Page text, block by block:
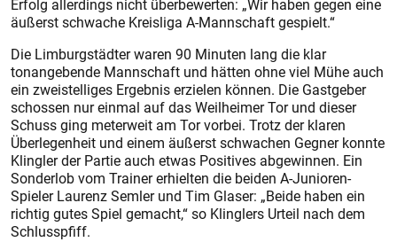
Erfolg allerdings nicht überbewerten: „Wir haben gegen eine
äußerst schwache Kreisliga A-Mannschaft gespielt.“
Die Limburgstädter waren 90 Minuten lang die klar
tonangebende Mannschaft und hätten ohne viel Mühe auch
ein zweistelliges Ergebnis erzielen können. Die Gastgeber
schossen nur einmal auf das Weilheimer Tor und dieser
Schuss ging meterweit am Tor vorbei. Trotz der klaren
Überlegenheit und einem äußerst schwachen Gegner konnte
Klingler der Partie auch etwas Positives abgewinnen. Ein
Sonderlob vom Trainer erhielten die beiden A-Junioren-
Spieler Laurenz Semler und Tim Glaser: „Beide haben ein
richtig gutes Spiel gemacht,“ so Klinglers Urteil nach dem
Schluss­pfiff.